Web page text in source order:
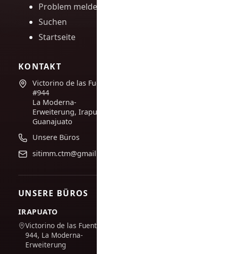
Problem melden
Suchen
Startseite
KONTAKT
Victorino de las Fuentes
#944
La Moderna-
Erweiterung, Irapuato,
Guanajuato
Unsere Büros
sitimm.ctm@gmail.com
UNSERE BÜROS
IRAPUATO
Victorino de las Fuentes Nr.
944, La Moderna-
Erweiterung